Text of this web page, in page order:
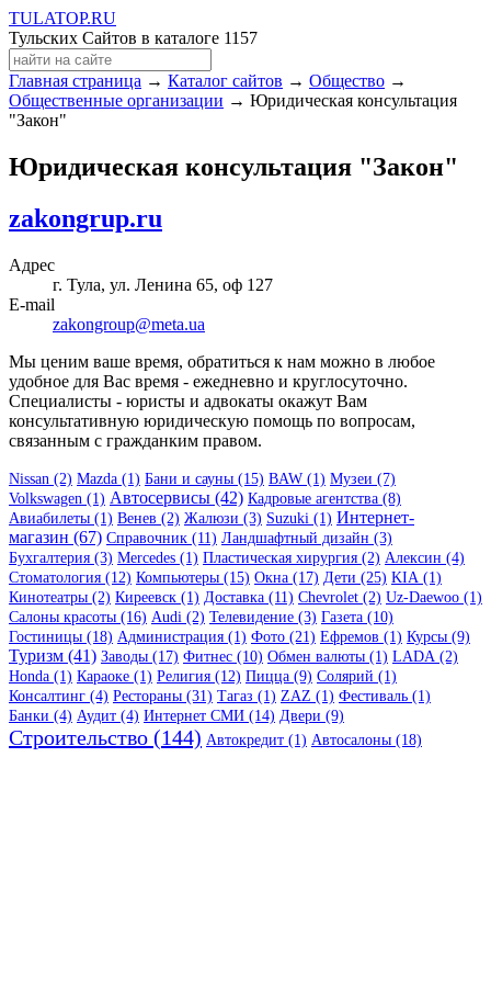
TULATOP.RU
Тульских Сайтов в каталоге 1157
Главная страница → Каталог сайтов → Общество →
Общественные организации → Юридическая консультация
"Закон"
Юридическая консультация "Закон"
zakongrup.ru
Адрес
г. Тула, ул. Ленина 65, оф 127
E-mail
zakongroup@meta.ua
Мы ценим ваше время, обратиться к нам можно в любое
удобное для Вас время - ежедневно и круглосуточно.
Специалисты - юристы и адвокаты окажут Вам
консультативную юридическую помощь по вопросам,
связанным с гражданким правом.
Nissan (2) Mazda (1) Бани и сауны (15) BAW (1) Музеи (7)
Volkswagen (1) Автосервисы (42) Кадровые агентства (8)
Авиабилеты (1) Венев (2) Жалюзи (3) Suzuki (1) Интернет-
магазин (67) Справочник (11) Ландшафтный дизайн (3)
Бухгалтерия (3) Mercedes (1) Пластическая хирургия (2) Алексин (4)
Стоматология (12) Компьютеры (15) Окна (17) Дети (25) KIA (1)
Кинотеатры (2) Киреевск (1) Доставка (11) Chevrolet (2) Uz-Daewoo (1)
Салоны красоты (16) Audi (2) Телевидение (3) Газета (10)
Гостиницы (18) Администрация (1) Фото (21) Ефремов (1) Курсы (9)
Туризм (41) Заводы (17) Фитнес (10) Обмен валюты (1) LADA (2)
Honda (1) Караоке (1) Религия (12) Пицца (9) Солярий (1)
Консалтинг (4) Рестораны (31) Тагаз (1) ZAZ (1) Фестиваль (1)
Банки (4) Аудит (4) Интернет СМИ (14) Двери (9)
Строительство (144) Автокредит (1) Автосалоны (18)